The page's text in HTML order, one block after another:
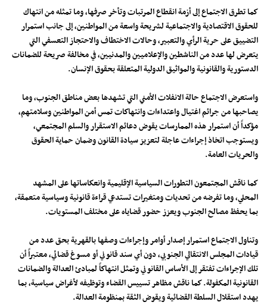
كما تطرق الاجتماع إلى أزمة انقطاع المرتبات وتأخر صرفها، وما تمثله من انتهاك
للحقوق الاقتصادية والاجتماعية لشريحة واسعة من المواطنين، إلى جانب استمرار
التضييق على حرية الرأي والتعبير، وحالات الاختطاف والاحتجاز التعسفي التي
يتعرض لها عدد من الناشطين والإعلاميين والمدنيين، في مخالفة صريحة للضمانات
الدستورية والقانونية والمواثيق الدولية المتعلقة بحقوق الإنسان.
واستعرض الاجتماع حالة الانفلات الأمني التي تشهدها بعض مناطق الجنوب، وما
يصاحبها من جرائم اغتيال واعتداءات وانتهاكات تمس أمن المواطنين وسلامتهم،
مؤكداً أن استمرار هذه الممارسات يقوض دعائم الاستقرار والسلم المجتمعي،
ويستوجب اتخاذ إجراءات عاجلة لتعزيز سيادة القانون وضمان حماية الحقوق
والحريات العامة.
كما ناقش المجتمعون التطورات السياسية الإقليمية وانعكاساتها على المشهد
المحلي، وما تفرضه من تحديات ومتغيرات تستدعي قراءة قانونية وسياسية متعمقة،
بما يحفظ مصالح الجنوب ويعزز حضور قضاياه على مختلف المستويات.
وتناول الاجتماع استمرار إصدار أوامر وإجراءات وصفها بالقهرية بحق عدد من
قيادات المجلس الانتقالي الجنوبي، دون أي سند قانوني أو مسوغ قضائي، معتبراً أن
تلك الإجراءات تفتقر إلى الأساس القانوني وتمثل انتهاكاً لمبادئ العدالة والضمانات
القانونية المكفولة. كما ناقش مظاهر تسييس القضاء وتوظيفه لأغراض سياسية، بما
يهدد استقلال السلطة القضائية ويقوض الثقة بمنظومة العدالة.